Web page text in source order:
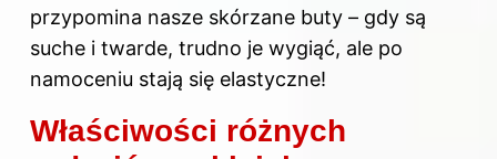
przypomina nasze skórzane buty – gdy są
suche i twarde, trudno je wygiąć, ale po
namoceniu stają się elastyczne!
Właściwości różnych